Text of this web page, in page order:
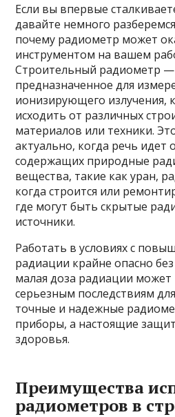
Если вы впервые
давайте немного
почему радиометр может
инструментом на вашем
Строительный радиометр —
предназначенное для
ионизирующего излучения,
исходить от различных
материалов или техники.
актуально, когда речь идет
содержащих природные
вещества, такие как уран,
когда строится или
где могут быть скрытые
источники.
Работать в условиях с
радиации крайне опасно
малая доза радиации может
серьезным последствиям
точные и надежные
приборы, а настоящие
здоровья.
Преимущества
радиометров в